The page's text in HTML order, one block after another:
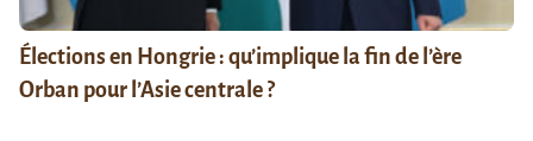
Élections en Hongrie : qu’implique la fin de l’ère
Orban pour l’Asie centrale ?